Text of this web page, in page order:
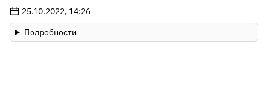
25.10.2022, 14:26
Подробности